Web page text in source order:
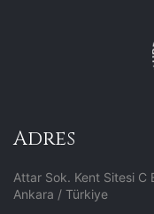
Adres
Attar Sok. Kent Sitesi
Ankara / Türkiye